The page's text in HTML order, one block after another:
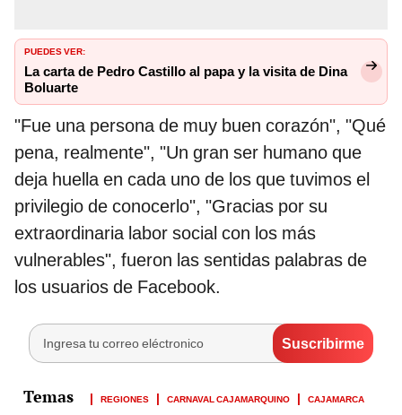
PUEDES VER:
La carta de Pedro Castillo al papa y la visita de Dina
Boluarte
"Fue una persona de muy buen corazón", "Qué
pena, realmente", "Un gran ser humano que
deja huella en cada uno de los que tuvimos el
privilegio de conocerlo", "Gracias por su
extraordinaria labor social con los más
vulnerables", fueron las sentidas palabras de
los usuarios de Facebook.
REGIONES CARNAVAL CAJAMARQUINO CAJAMARCA